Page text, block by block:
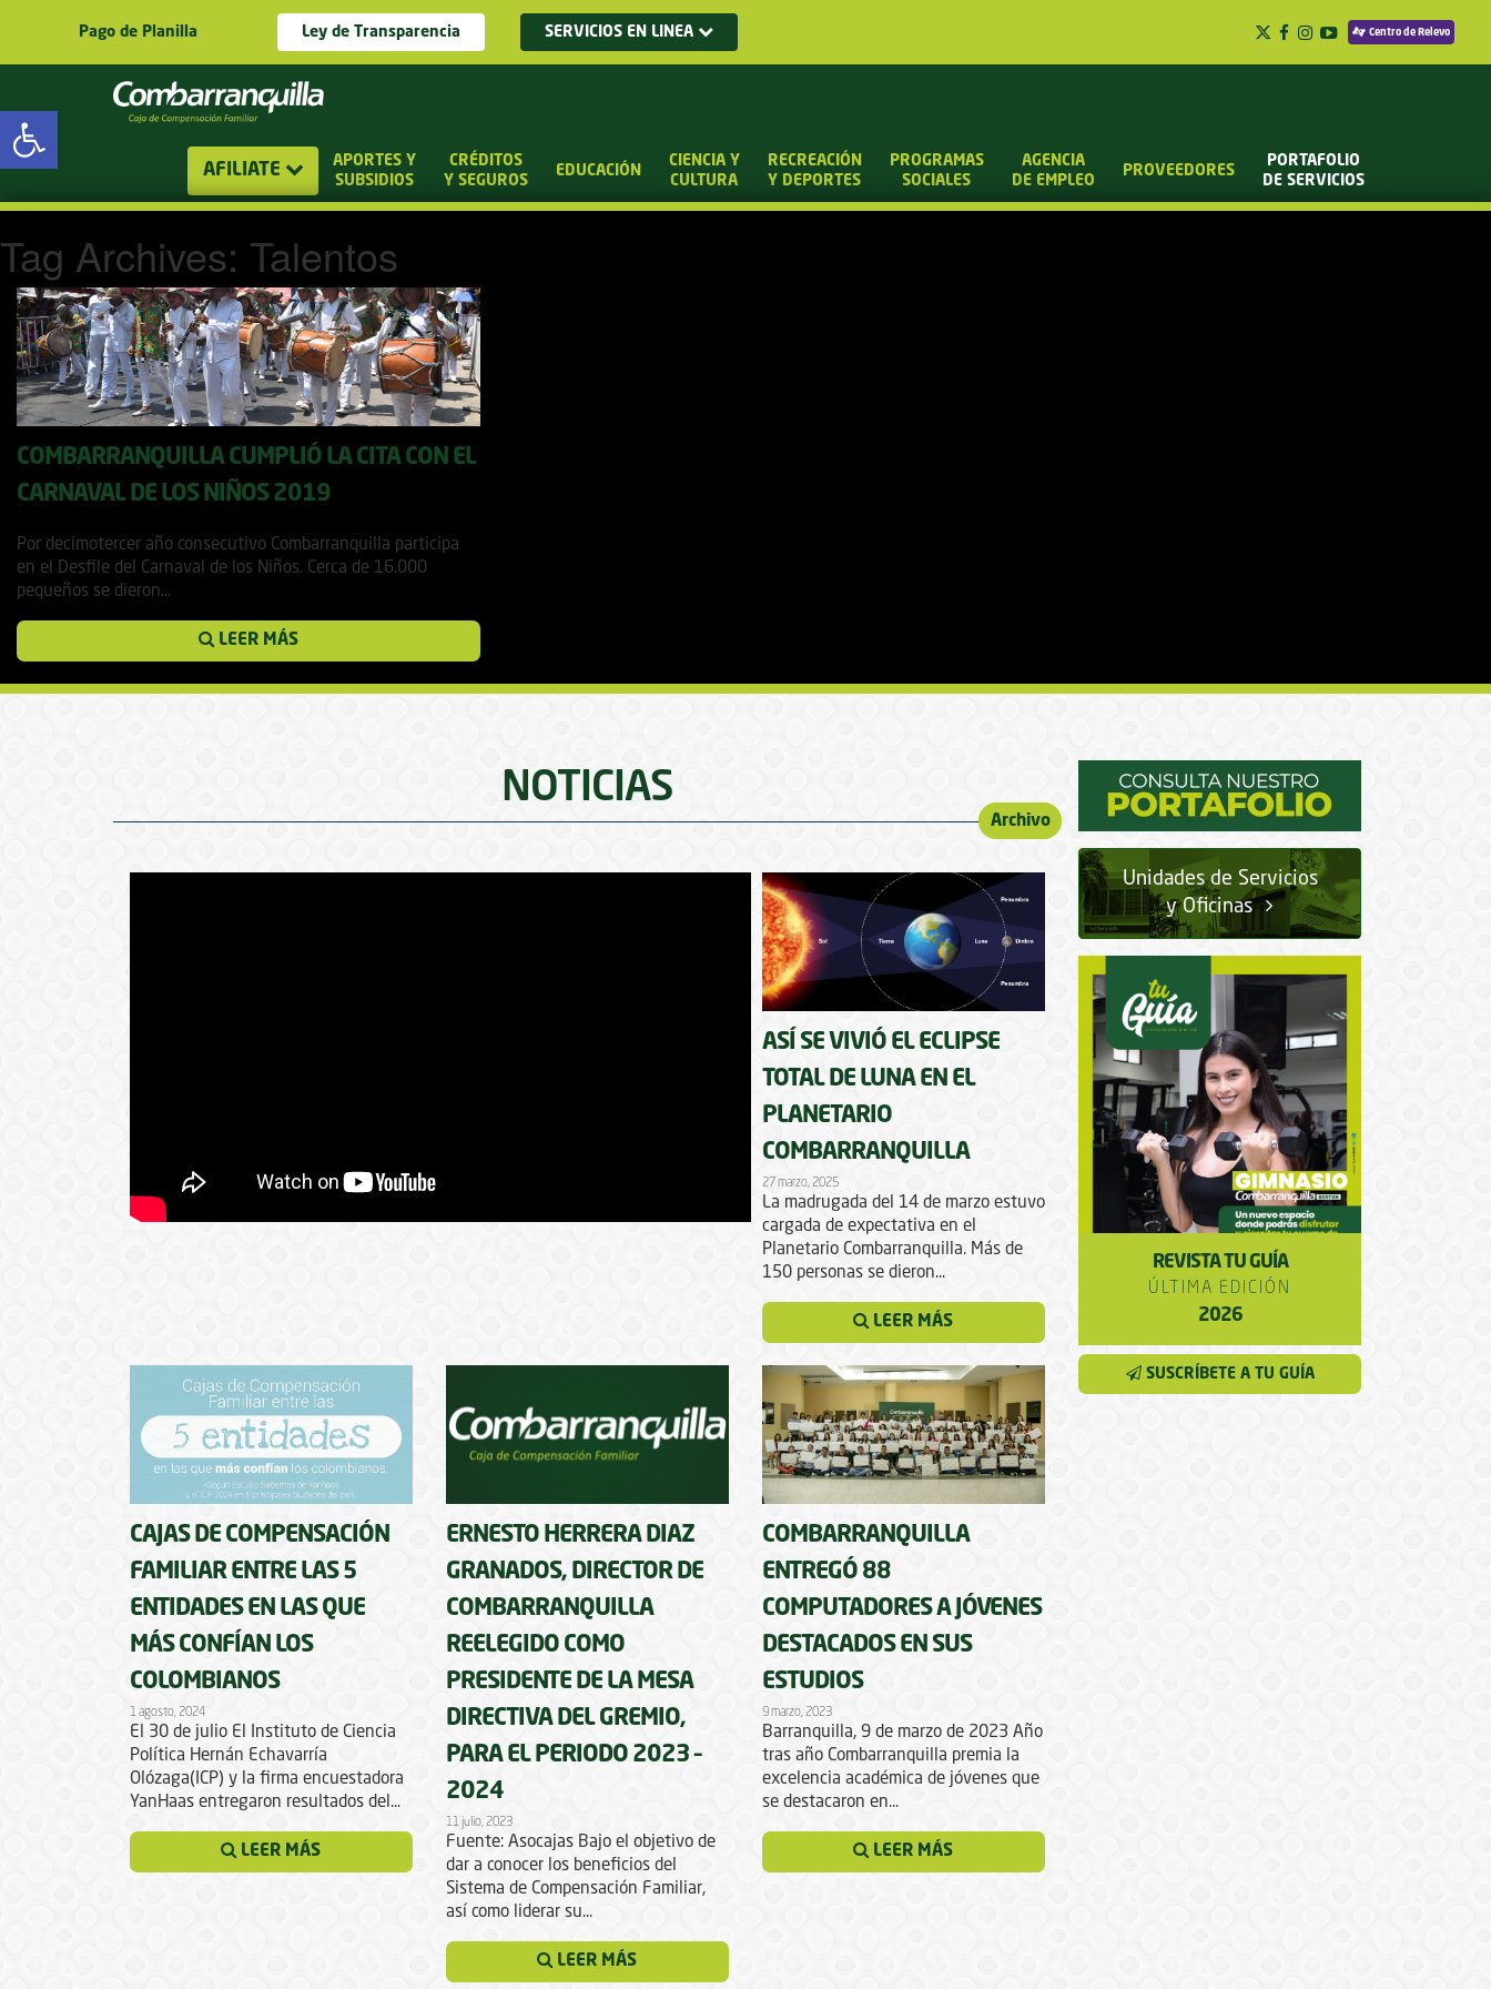
Abrir barra de herramientas
Pago de Planilla Ley de Transparencia SERVICIOS EN LINEA Centro de Relevo
AFILIATE
APORTES Y
SUBSIDIOS
CRÉDITOS
Y SEGUROS
EDUCACIÓN
CIENCIA Y
CULTURA
RECREACIÓN
Y DEPORTES
PROGRAMAS
SOCIALES
AGENCIA
DE EMPLEO
PROVEEDORES
PORTAFOLIO
DE SERVICIOS
Tag Archives: Talentos
COMBARRANQUILLA CUMPLIÓ LA CITA CON EL
CARNAVAL DE LOS NIÑOS 2019
Por decimotercer año consecutivo Combarranquilla participa
en el Desfile del Carnaval de los Niños. Cerca de 16.000
pequeños se dieron...
LEER MÁS
NOTICIAS
Archivo
ASÍ SE VIVIÓ EL ECLIPSE
TOTAL DE LUNA EN EL
PLANETARIO
COMBARRANQUILLA
27 marzo, 2025
La madrugada del 14 de marzo estuvo
cargada de expectativa en el
Planetario Combarranquilla. Más de
150 personas se dieron...
LEER MÁS
CAJAS DE COMPENSACIÓN
FAMILIAR ENTRE LAS 5
ENTIDADES EN LAS QUE
MÁS CONFÍAN LOS
COLOMBIANOS
1 agosto, 2024
El 30 de julio El Instituto de Ciencia
Política Hernán Echavarría
Olózaga(ICP) y la firma encuestadora
YanHaas entregaron resultados del...
LEER MÁS
ERNESTO HERRERA DIAZ
GRANADOS, DIRECTOR DE
COMBARRANQUILLA
REELEGIDO COMO
PRESIDENTE DE LA MESA
DIRECTIVA DEL GREMIO,
PARA EL PERIODO 2023 –
2024
11 julio, 2023
Fuente: Asocajas Bajo el objetivo de
dar a conocer los beneficios del
Sistema de Compensación Familiar,
así como liderar su...
LEER MÁS
COMBARRANQUILLA
ENTREGÓ 88
COMPUTADORES A JÓVENES
DESTACADOS EN SUS
ESTUDIOS
9 marzo, 2023
Barranquilla, 9 de marzo de 2023 Año
tras año Combarranquilla premia la
excelencia académica de jóvenes que
se destacaron en...
LEER MÁS
Unidades de Servicios
y Oficinas
REVISTA TU GUÍA
ÚLTIMA EDICIÓN
2026
SUSCRÍBETE A TU GUÍA